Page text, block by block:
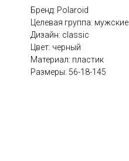
Бренд: Polaroid
Целевая группа: мужские
Дизайн: classic
Цвет: черный
Материал: пластик
Размеры: 56-18-145